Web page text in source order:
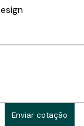
Enviar cotação